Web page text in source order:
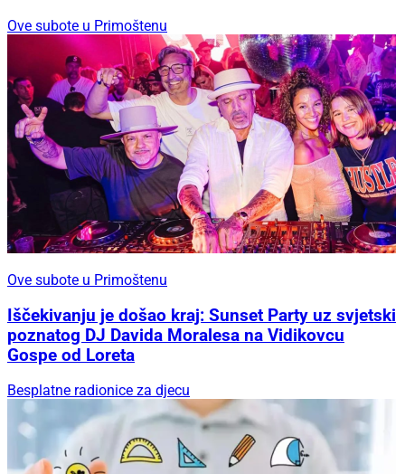
Ove subote u Primoštenu
Ove subote u Primoštenu
Iščekivanju je došao kraj: Sunset Party uz svjetski
poznatog DJ Davida Moralesa na Vidikovcu
Gospe od Loreta
Besplatne radionice za djecu